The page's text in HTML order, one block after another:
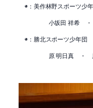
◉：美作林野スポーツ少
小坂田 祥希 ・ 津
◉：勝北スポーツ少年団
原 明日真 ・ 原